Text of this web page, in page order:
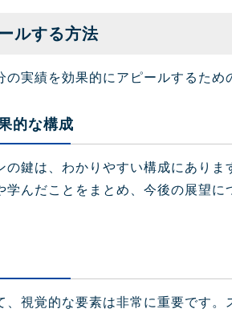
ルする方法
の実績を効果的にアピールするた
的な構成
の鍵は、わかりやすい構成にあり
学んだことをまとめ、今後の展望
、視覚的な要素は非常に重要です